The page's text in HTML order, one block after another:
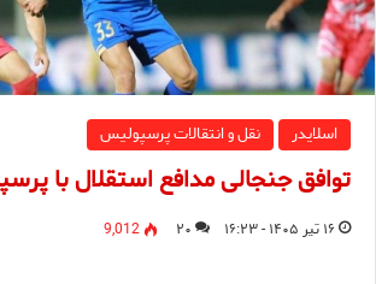
اسلایدر نقل و انتقالات پرسپولیس
توافق جنجالی مدافع استقلال با
۱۶ تیر ۱۴۰۵ - ۱۶:۲۳ ۲۰ 9,012